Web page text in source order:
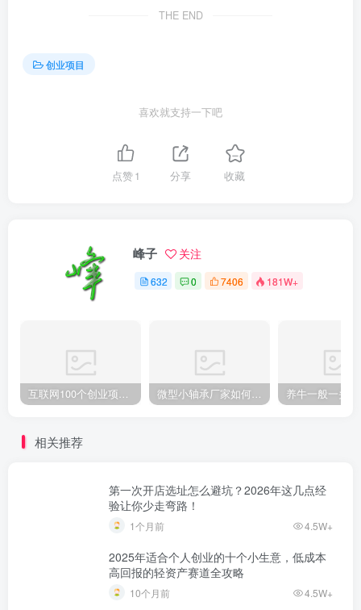
THE END
创业项目
喜欢就支持一下吧
点赞1 分享 收藏
峰子 关注
632 0 7406 181W+
互联网100个创业项目 2022必火的创业项目 微型小轴承厂家如何选？教你选择质量好的轴承公司的技巧！
相关推荐
第一次开店选址怎么避坑？2026年这几点经
验让你少走弯路！
1个月前 4.5W+
2025年适合个人创业的十个小生意，低成本
高回报的轻资产赛道全攻略
10个月前 4.5W+